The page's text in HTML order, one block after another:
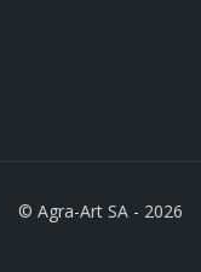
© Agra-Art SA - 2026